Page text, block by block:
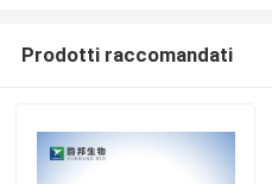
Prodotti raccomandati